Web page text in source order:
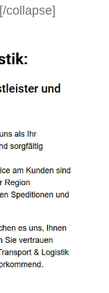
[/collapse]